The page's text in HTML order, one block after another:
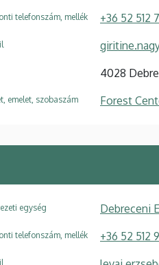
telefonszám, mellék +36 52 512
4028
emelet, szobaszám Forest
egység Debreceni
telefonszám, mellék +36 52 512